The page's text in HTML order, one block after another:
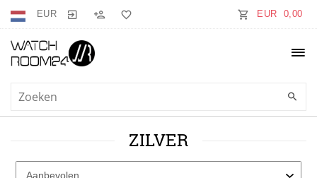
EUR EUR 0,00
ZILVER